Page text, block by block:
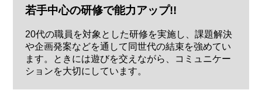
若手中心の研修で能力アップ!!
20代の職員を対象とした研修を実施し、課題解決
や企画発案などを通して同世代の結束を強めてい
ます。ときには遊びを交えながら、コミュニケー
ションを大切にしています。